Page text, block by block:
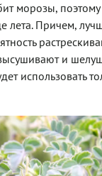
морозы, поэтому
лета. Причем,
и
использовать